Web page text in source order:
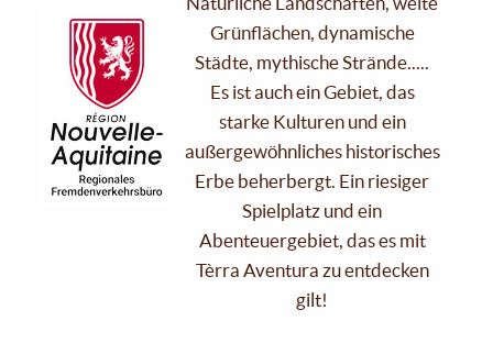
Grünflächen, dynamische
Städte, mythische Strände.....
Es ist auch ein Gebiet, das
starke Kulturen und ein
außergewöhnliches historisches
Erbe beherbergt. Ein riesiger
Spielplatz und ein
Abenteuergebiet, das es mit
Tèrra Aventura zu entdecken
gilt!